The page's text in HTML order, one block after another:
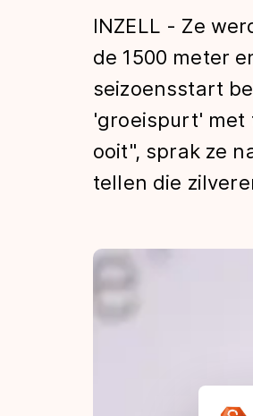
Tijden
De weg
INZELL - Ze
de 1500 meter
seizoensstart
'groeispurt' met
ooit", sprak ze
tellen die